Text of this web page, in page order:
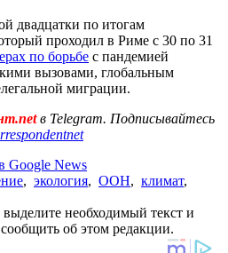
двадцатки по итогам
проходил в Риме с 30 по 31
по борьбе с пандемией
вызовами, глобальным
миграции.
в Telegram. Подписывайтесь
Google News
, экология, ООН, климат,
необходимый текст и
об этом редакции.